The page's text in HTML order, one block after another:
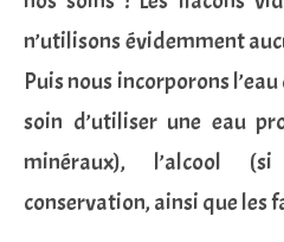
n’utilisons évidemment
Puis nous incorporons
soin d’utiliser une eau
minéraux), l’alcool
conservation, ainsi que les